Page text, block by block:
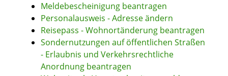
Meldebescheinigung beantragen
Personalausweis - Adresse ändern
Reisepass - Wohnortänderung beantragen
Sondernutzungen auf öffentlichen Straßen
- Erlaubnis und Verkehrsrechtliche
Anordnung beantragen